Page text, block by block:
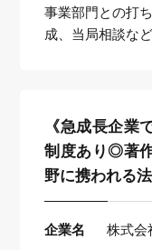
事業部門との打
成、当局相談など
《急成長企業
制度あり◎著
野に携われる
企業名 株式会